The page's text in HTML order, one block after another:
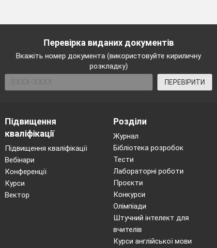
Перевірка виданих документів
Вкажіть номер документа (використовуйте кириличну
розкладку)
ПЕРЕВІРИТИ
Підвищення
кваліфікації
Підвищення кваліфікації
Вебінари
Конференції
Курси
Вектор
Розділи
Журнал
Бібліотека розробок
Тести
Лабораторні роботи
Проєкти
Конкурси
Олімпіади
Штучний інтелект для
вчителів
Курси англійської мови